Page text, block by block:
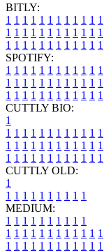
BITLY:
1 1 1 1 1 1 1 1 1 1 1 1
1 1 1 1 1 1 1 1 1 1 1 1
1 1 1 1 1 1 1 1 1 1 1 1
SPOTIFY:
1 1 1 1 1 1 1 1 1 1 1 1
1 1 1 1 1 1 1 1 1 1 1 1
1 1 1 1 1 1 1 1 1 1 1 1
CUTTLY BIO:
1
1 1 1 1 1 1 1 1 1 1 1 1
1 1 1 1 1 1 1 1 1 1 1 1
1 1 1 1 1 1 1 1 1 1 1 1
CUTTLY OLD:
1
1 1 1 1 1 1 1 1 1 1
MEDIUM:
1 1 1 1 1 1 1 1 1 1
1 1 1 1 1 1 1 1 1 1 1 1
1 1 1 1 1 1 1 1 1 1 1 1